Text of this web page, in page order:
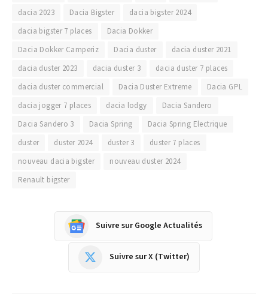
dacia 2023
Dacia Bigster
dacia bigster 2024
dacia bigster 7 places
Dacia Dokker
Dacia Dokker Camperiz
Dacia duster
dacia duster 2021
dacia duster 2023
dacia duster 3
dacia duster 7 places
dacia duster commercial
Dacia Duster Extreme
Dacia GPL
dacia jogger 7 places
dacia lodgy
Dacia Sandero
Dacia Sandero 3
Dacia Spring
Dacia Spring Electrique
duster
duster 2024 duster 3
duster 7 places
nouveau dacia bigster
nouveau duster 2024
Renault bigster
Suivre sur Google Actualités
Suivre sur X (Twitter)